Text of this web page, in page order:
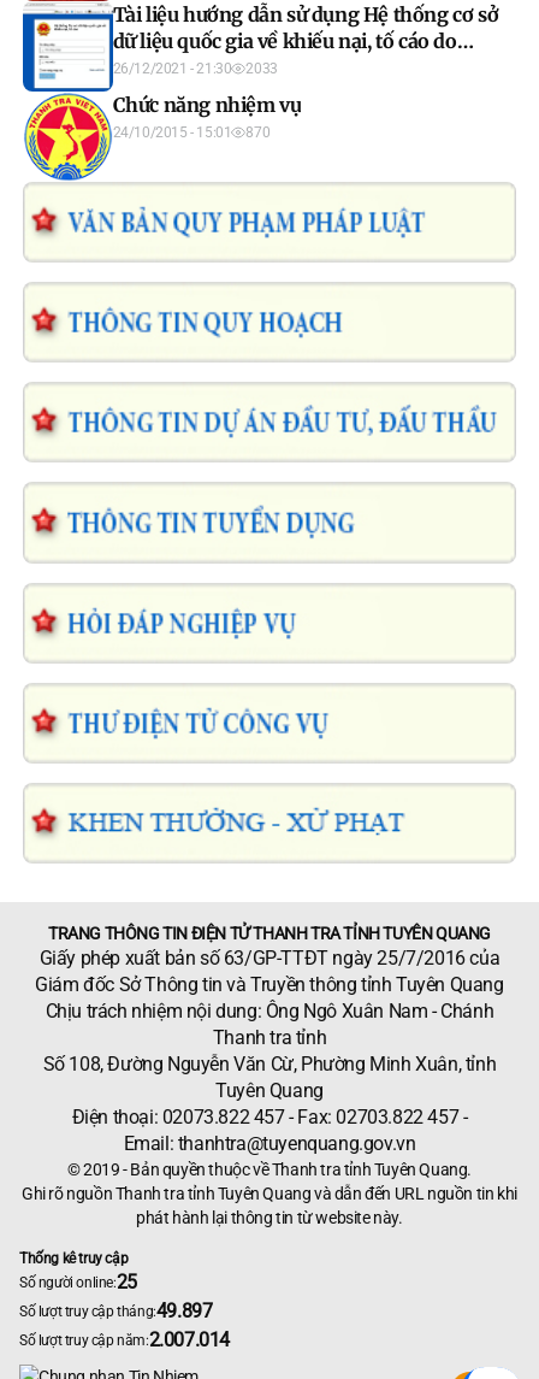
Tài liệu hướng dẫn sử dụng Hệ thống cơ sở
dữ liệu quốc gia về khiếu nại, tố cáo do
Thanh tra Chính phủ xây dựng
26/12/2021 - 21:30 2033
Chức năng nhiệm vụ
24/10/2015 - 15:01 870
TRANG THÔNG TIN ĐIỆN TỬ THANH TRA TỈNH TUYÊN QUANG
Giấy phép xuất bản số 63/GP-TTĐT ngày 25/7/2016 của
Giám đốc Sở Thông tin và Truyền thông tỉnh Tuyên Quang
Chịu trách nhiệm nội dung: Ông Ngô Xuân Nam - Chánh
Thanh tra tỉnh
Số 108, Đường Nguyễn Văn Cừ, Phường Minh Xuân, tỉnh
Tuyên Quang
Điện thoại: 02073.822 457 - Fax: 02703.822 457 -
Email: thanhtra@tuyenquang.gov.vn
© 2019 - Bản quyền thuộc về Thanh tra tỉnh Tuyên Quang.
Ghi rõ nguồn Thanh tra tỉnh Tuyên Quang và dẫn đến URL nguồn tin khi
phát hành lại thông tin từ website này.
Thống kê truy cập
Số người online:25
Số lượt truy cập tháng:49.897
Số lượt truy cập năm:2.007.014